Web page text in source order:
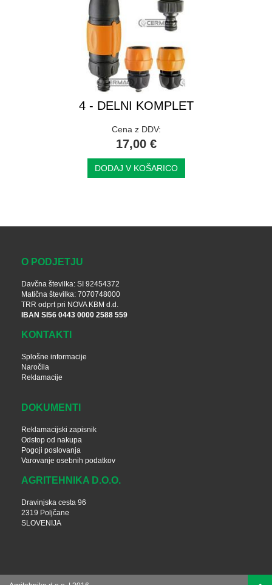
4 - DELNI KOMPLET
Cena z DDV:
17,00 €
DODAJ V KOŠARICO
O PODJETJU
Davčna številka: SI 92454372
Matična številka: 7070748000
TRR odprt pri NOVA KBM d.d.
IBAN SI56 0443 0000 2588 559
KONTAKTI
Splošne informacije
Naročila
Reklamacije
DOKUMENTI
Reklamacijski zapisnik
Odstop od nakupa
Pogoji poslovanja
Varovanje osebnih podatkov
AGRITEHNIKA D.O.O.
Dravinjska cesta 96
2319 Poljčane
SLOVENIJA